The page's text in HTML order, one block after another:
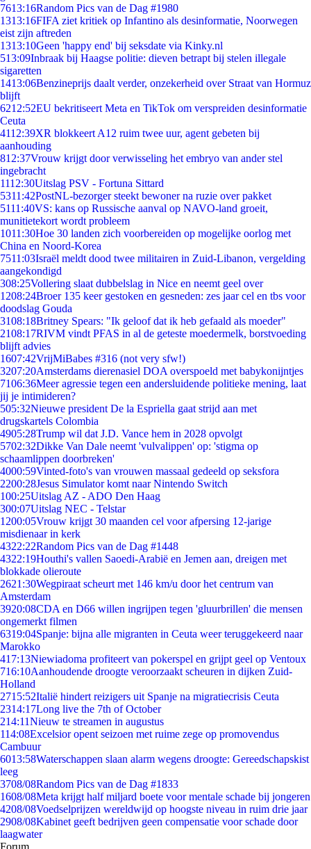
7613:16Random Pics van de Dag #1980
1313:16FIFA ziet kritiek op Infantino als desinformatie, Noorwegen
eist zijn aftreden
1313:10Geen 'happy end' bij seksdate via Kinky.nl
513:09Inbraak bij Haagse politie: dieven betrapt bij stelen illegale
sigaretten
1413:06Benzineprijs daalt verder, onzekerheid over Straat van Hormuz
blijft
6212:52EU bekritiseert Meta en TikTok om verspreiden desinformatie
Ceuta
4112:39XR blokkeert A12 ruim twee uur, agent gebeten bij
aanhouding
812:37Vrouw krijgt door verwisseling het embryo van ander stel
ingebracht
1112:30Uitslag PSV - Fortuna Sittard
5311:42PostNL-bezorger steekt bewoner na ruzie over pakket
5111:40VS: kans op Russische aanval op NAVO-land groeit,
munitietekort wordt probleem
1011:30Hoe 30 landen zich voorbereiden op mogelijke oorlog met
China en Noord-Korea
7511:03Israël meldt dood twee militairen in Zuid-Libanon, vergelding
aangekondigd
308:25Vollering slaat dubbelslag in Nice en neemt geel over
1208:24Broer 135 keer gestoken en gesneden: zes jaar cel en tbs voor
doodslag Gouda
3108:18Britney Spears: "Ik geloof dat ik heb gefaald als moeder"
2108:17RIVM vindt PFAS in al de geteste moedermelk, borstvoeding
blijft advies
1607:42VrijMiBabes #316 (not very sfw!)
3207:20Amsterdams dierenasiel DOA overspoeld met babykonijntjes
7106:36Meer agressie tegen een andersluidende politieke mening, laat
jij je intimideren?
505:32Nieuwe president De la Espriella gaat strijd aan met
drugskartels Colombia
4905:28Trump wil dat J.D. Vance hem in 2028 opvolgt
5702:32Dikke Van Dale neemt 'vulvalippen' op: 'stigma op
schaamlippen doorbreken'
4000:59Vinted-foto's van vrouwen massaal gedeeld op seksfora
2200:28Jesus Simulator komt naar Nintendo Switch
100:25Uitslag AZ - ADO Den Haag
300:07Uitslag NEC - Telstar
1200:05Vrouw krijgt 30 maanden cel voor afpersing 12-jarige
misdienaar in kerk
4322:22Random Pics van de Dag #1448
4322:19Houthi's vallen Saoedi-Arabië en Jemen aan, dreigen met
blokkade olieroute
2621:30Wegpiraat scheurt met 146 km/u door het centrum van
Amsterdam
3920:08CDA en D66 willen ingrijpen tegen 'gluurbrillen' die mensen
ongemerkt filmen
6319:04Spanje: bijna alle migranten in Ceuta weer teruggekeerd naar
Marokko
417:13Niewiadoma profiteert van pokerspel en grijpt geel op Ventoux
716:10Aanhoudende droogte veroorzaakt scheuren in dijken Zuid-
Holland
2715:52Italië hindert reizigers uit Spanje na migratiecrisis Ceuta
2314:17Long live the 7th of October
214:11Nieuw te streamen in augustus
114:08Excelsior opent seizoen met ruime zege op promovendus
Cambuur
6013:58Waterschappen slaan alarm wegens droogte: Gereedschapskist
leeg
3708/08Random Pics van de Dag #1833
1608/08Meta krijgt half miljard boete voor mentale schade bij jongeren
4208/08Voedselprijzen wereldwijd op hoogste niveau in ruim drie jaar
2908/08Kabinet geeft bedrijven geen compensatie voor schade door
laagwater
Forum